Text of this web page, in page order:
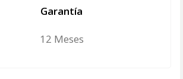
Garantía
12 Meses